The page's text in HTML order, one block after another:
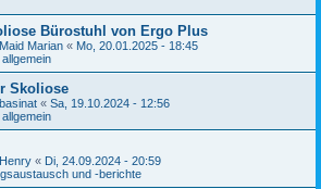
Bürostuhl von Ergo Plus
Maid Marian « Mo, 20.01.2025 - 18:45
Skoliose
basinat « Sa, 19.10.2024 - 12:56
Henry « Di, 24.09.2024 - 20:59
und -berichte